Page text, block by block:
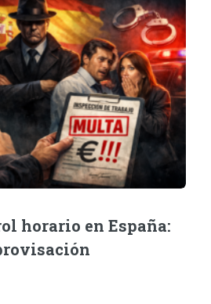
horario en España: